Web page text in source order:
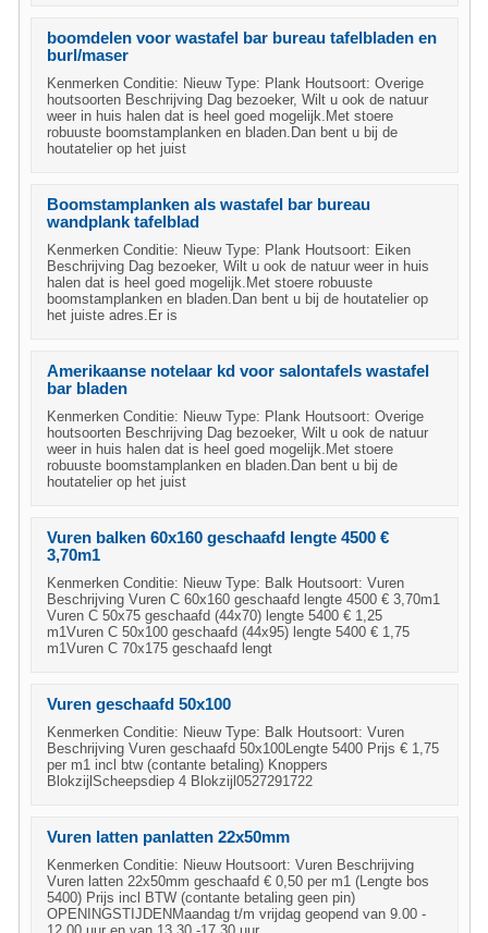
boomdelen voor wastafel bar bureau tafelbladen en
burl/maser
Kenmerken Conditie: Nieuw Type: Plank Houtsoort: Overige
houtsoorten Beschrijving Dag bezoeker, Wilt u ook de natuur
weer in huis halen dat is heel goed mogelijk.Met stoere
robuuste boomstamplanken en bladen.Dan bent u bij de
houtatelier op het juist
Boomstamplanken als wastafel bar bureau
wandplank tafelblad
Kenmerken Conditie: Nieuw Type: Plank Houtsoort: Eiken
Beschrijving Dag bezoeker, Wilt u ook de natuur weer in huis
halen dat is heel goed mogelijk.Met stoere robuuste
boomstamplanken en bladen.Dan bent u bij de houtatelier op
het juiste adres.Er is
Amerikaanse notelaar kd voor salontafels wastafel
bar bladen
Kenmerken Conditie: Nieuw Type: Plank Houtsoort: Overige
houtsoorten Beschrijving Dag bezoeker, Wilt u ook de natuur
weer in huis halen dat is heel goed mogelijk.Met stoere
robuuste boomstamplanken en bladen.Dan bent u bij de
houtatelier op het juist
Vuren balken 60x160 geschaafd lengte 4500 €
3,70m1
Kenmerken Conditie: Nieuw Type: Balk Houtsoort: Vuren
Beschrijving Vuren C 60x160 geschaafd lengte 4500 € 3,70m1
Vuren C 50x75 geschaafd (44x70) lengte 5400 € 1,25
m1Vuren C 50x100 geschaafd (44x95) lengte 5400 € 1,75
m1Vuren C 70x175 geschaafd lengt
Vuren geschaafd 50x100
Kenmerken Conditie: Nieuw Type: Balk Houtsoort: Vuren
Beschrijving Vuren geschaafd 50x100Lengte 5400 Prijs € 1,75
per m1 incl btw (contante betaling) Knoppers
BlokzijlScheepsdiep 4 Blokzijl0527291722
Vuren latten panlatten 22x50mm
Kenmerken Conditie: Nieuw Houtsoort: Vuren Beschrijving
Vuren latten 22x50mm geschaafd € 0,50 per m1 (Lengte bos
5400) Prijs incl BTW (contante betaling geen pin)
OPENINGSTIJDENMaandag t/m vrijdag geopend van 9.00 -